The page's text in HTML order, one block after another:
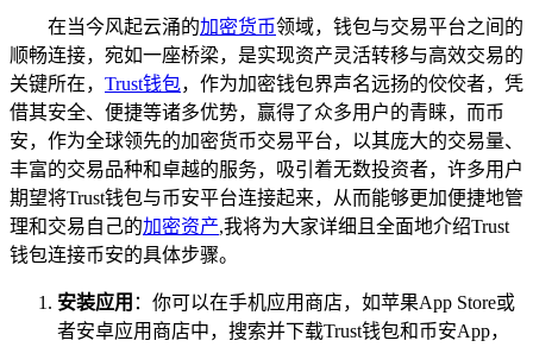
在当今风起云涌的加密货币领域，钱包与交易平台之间的
顺畅连接，宛如一座桥梁，是实现资产灵活转移与高效交易的
关键所在， Trust钱包，作为加密钱包界声名远扬的佼佼者，凭
借其安全、便捷等诸多优势，赢得了众多用户的青睐，而币
安，作为全球领先的加密货币交易平台，以其庞大的交易量、
丰富的交易品种和卓越的服务，吸引着无数投资者，许多用户
期望将Trust钱包与币安平台连接起来，从而能够更加便捷地管
理和交易自己的加密资产,我将为大家详细且全面地介绍Trust
钱包连接币安的具体步骤。
安装应用 ：你可以在手机应用商店，如苹果App Store或
者安卓应用商店中，搜索并下载Trust钱包和币安App，